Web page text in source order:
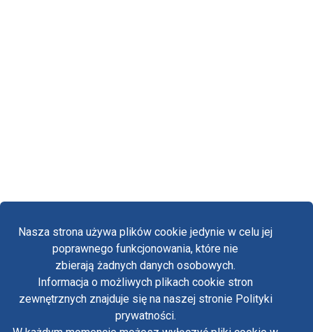
Nasza strona używa plików cookie jedynie w celu jej
poprawnego funkcjonowania, które nie
zbierają żadnych danych osobowych.
Informacja o możliwych plikach cookie stron
zewnętrznych znajduje się na naszej stronie Polityki
prywatności.